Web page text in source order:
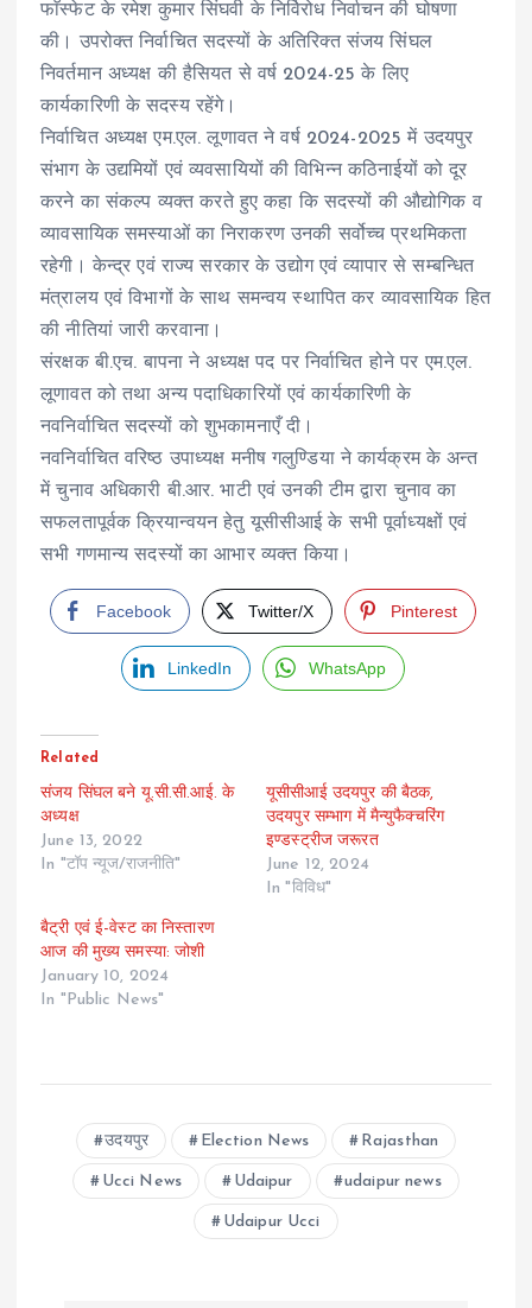
फाॅस्फेट के रमेश कुमार सिंघवी के निर्विरोध निर्वाचन की घोषणा
की। उपरोक्त निर्वाचित सदस्यों के अतिरिक्त संजय सिंघल
निवर्तमान अध्यक्ष की हैसियत से वर्ष 2024-25 के लिए
कार्यकारिणी के सदस्य रहेंगे।
निर्वाचित अध्यक्ष एम.एल. लूणावत ने वर्ष 2024-2025 में उदयपुर
संभाग के उद्यमियों एवं व्यवसायियों की विभिन्न कठिनाईयों को दूर
करने का संकल्प व्यक्त करते हुए कहा कि सदस्यों की औद्योगिक व
व्यावसायिक समस्याओं का निराकरण उनकी सर्वोच्च प्रथमिकता
रहेगी। केन्द्र एवं राज्य सरकार के उद्योग एवं व्यापार से सम्बन्धित
मंत्रालय एवं विभागों के साथ समन्वय स्थापित कर व्यावसायिक हित
की नीतियां जारी करवाना।
संरक्षक बी.एच. बापना ने अध्यक्ष पद पर निर्वाचित होने पर एम.एल.
लूणावत को तथा अन्य पदाधिकारियों एवं कार्यकारिणी के
नवनिर्वाचित सदस्यों को शुभकामनाएँ दी।
नवनिर्वाचित वरिष्ठ उपाध्यक्ष मनीष गलुण्डिया ने कार्यक्रम के अन्त
में चुनाव अधिकारी बी.आर. भाटी एवं उनकी टीम द्वारा चुनाव का
सफलतापूर्वक क्रियान्वयन हेतु यूसीसीआई के सभी पूर्वाध्यक्षों एवं
सभी गणमान्य सदस्यों का आभार व्यक्त किया।
Facebook Twitter/X Pinterest
LinkedIn WhatsApp
Related
संजय सिंघल बने यू.सी.सी.आई. के
अध्यक्ष
June 13, 2022
In "टॉप न्यूज/राजनीति"
यूसीसीआई उदयपुर की बैठक,
उदयपुर सम्भाग में मैन्युफैक्चरिंग
इण्डस्ट्रीज जरूरत
June 12, 2024
In "विविध"
बैट्री एवं ई-वेस्ट का निस्तारण
आज की मुख्य समस्या: जोशी
January 10, 2024
In "Public News"
उदयपुर Election News Rajasthan
Ucci News Udaipur udaipur news
Udaipur Ucci